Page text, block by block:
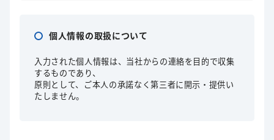
個人情報の取扱について
入力された個人情報は、当社からの連絡を目的で収集
するものであり、
原則として、ご本人の承諾なく第三者に開示・提供い
たしません。